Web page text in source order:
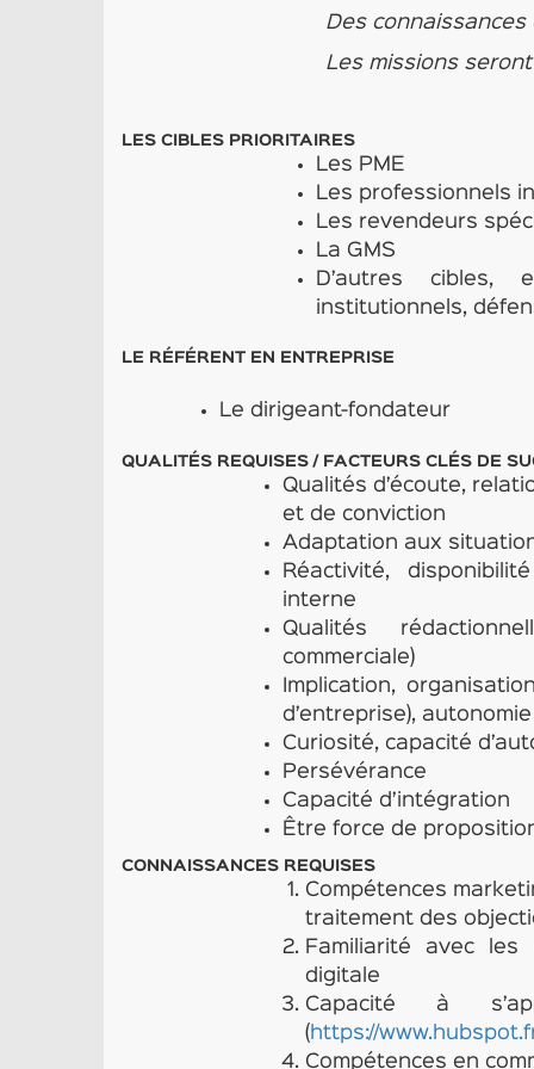
Des connaissances
Les missions
LES CIBLES PRIORITAIRES
Les PME
Les professionnels
Les revendeurs
La GMS
D’autres cibles,
institutionnels,
LE RÉFÉRENT EN ENTREPRISE
Le dirigeant-fondateur
QUALITÉS REQUISES / FACTEURS CLÉS DE
Qualités d’écoute,
et de conviction
Adaptation aux
Réactivité,
interne
Qualités
commerciale)
Implication,
d’entreprise), autonomie
Curiosité, capacité
Persévérance
Capacité d’intégration
Être force de
CONNAISSANCES REQUISES
Compétences
traitement des
Familiarité avec
digitale
Capacité à
( https://
Compétences en